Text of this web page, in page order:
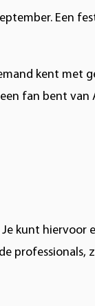
Een
kent met
fan bent
kunt hiervoor
professionals,